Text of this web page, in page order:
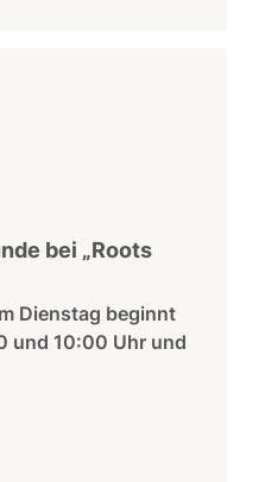
bei „Roots
Dienstag beginnt
und 10:00 Uhr und